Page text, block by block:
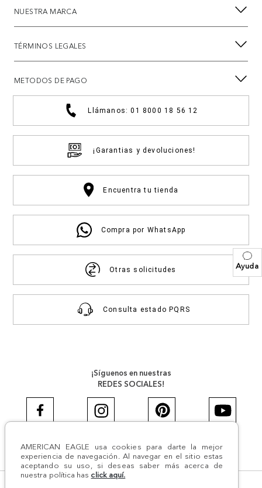
Ayuda
AMERICAN EAGLE usa cookies para darte la mejor
experiencia de navegación. Al navegar en el sitio estas
aceptando su uso, si deseas saber más acerca de
nuestra política has click aquí.
NUESTRA MARCA
TÉRMINOS LEGALES
METODOS DE PAGO
Llámanos: 01 8000 18 56 12
¡Garantias y devoluciones!
Encuentra tu tienda
Compra por WhatsApp
Otras solicitudes
Consulta estado PQRS
¡Síguenos en nuestras
REDES SOCIALES!
#AEJEANS #AerieREALCOL